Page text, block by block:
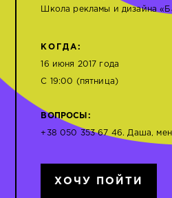
Школа рекламы и дизайна
КОГДА:
16 июня 2017 года
С 19:00 (пятница)
ВОПРОСЫ:
+38 050 353 67 46. Даша,
ХОЧУ ПОЙТИ